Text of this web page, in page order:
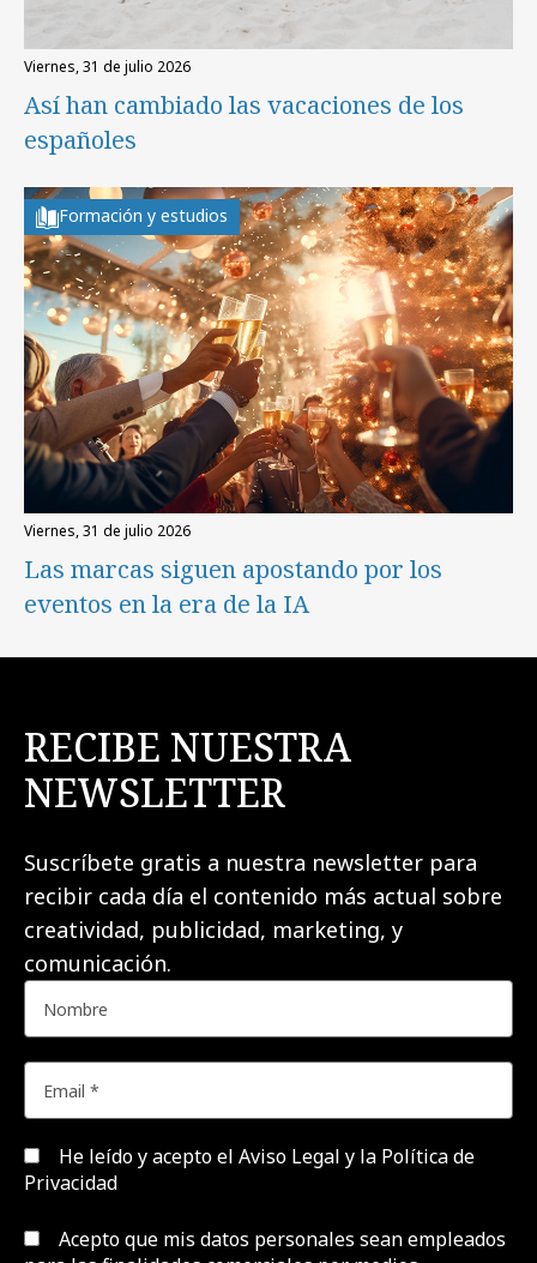
viernes, 31 de julio 2026
Así han cambiado las vacaciones de los
españoles
Formación y estudios
viernes, 31 de julio 2026
Las marcas siguen apostando por los
eventos en la era de la IA
RECIBE NUESTRA
NEWSLETTER
Suscríbete gratis a nuestra newsletter para
recibir cada día el contenido más actual sobre
creatividad, publicidad, marketing, y
comunicación.
He leído y acepto el Aviso Legal y la Política de
Privacidad
Acepto que mis datos personales sean empleados